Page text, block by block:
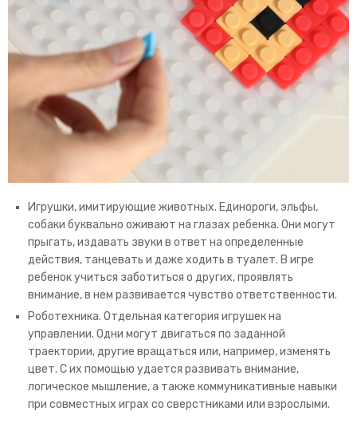
Игрушки, имитирующие животных. Единороги, эльфы,
собаки буквально оживают на глазах ребенка. Они могут
прыгать, издавать звуки в ответ на определенные
действия, танцевать и даже ходить в туалет. В игре
ребенок учиться заботиться о других, проявлять
внимание, в нем развивается чувство ответственности.
Роботехника. Отдельная категория игрушек на
управлении. Одни могут двигаться по заданной
траектории, другие вращаться или, например, изменять
цвет. С их помощью удается развивать внимание,
логическое мышление, а также коммуникативные навыки
при совместных играх со сверстниками или взрослыми.